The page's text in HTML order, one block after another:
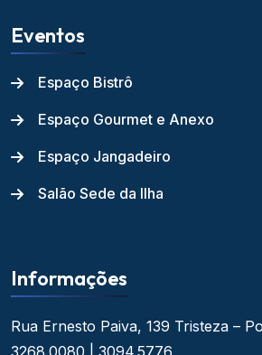
Eventos
Espaço Bistrô
Espaço Gourmet e Anexo
Espaço Jangadeiro
Salão Sede da Ilha
Informações
Rua Ernesto Paiva, 139 Tristeza –
3268.0080 | 3094.5776